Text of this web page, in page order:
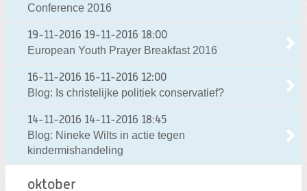
Conference 2016
19-11-2016 19-11-2016 18:00
European Youth Prayer Breakfast 2016
16-11-2016 16-11-2016 12:00
Blog: Is christelijke politiek conservatief?
14-11-2016 14-11-2016 18:45
Blog: Nineke Wilts in actie tegen
kindermishandeling
oktober